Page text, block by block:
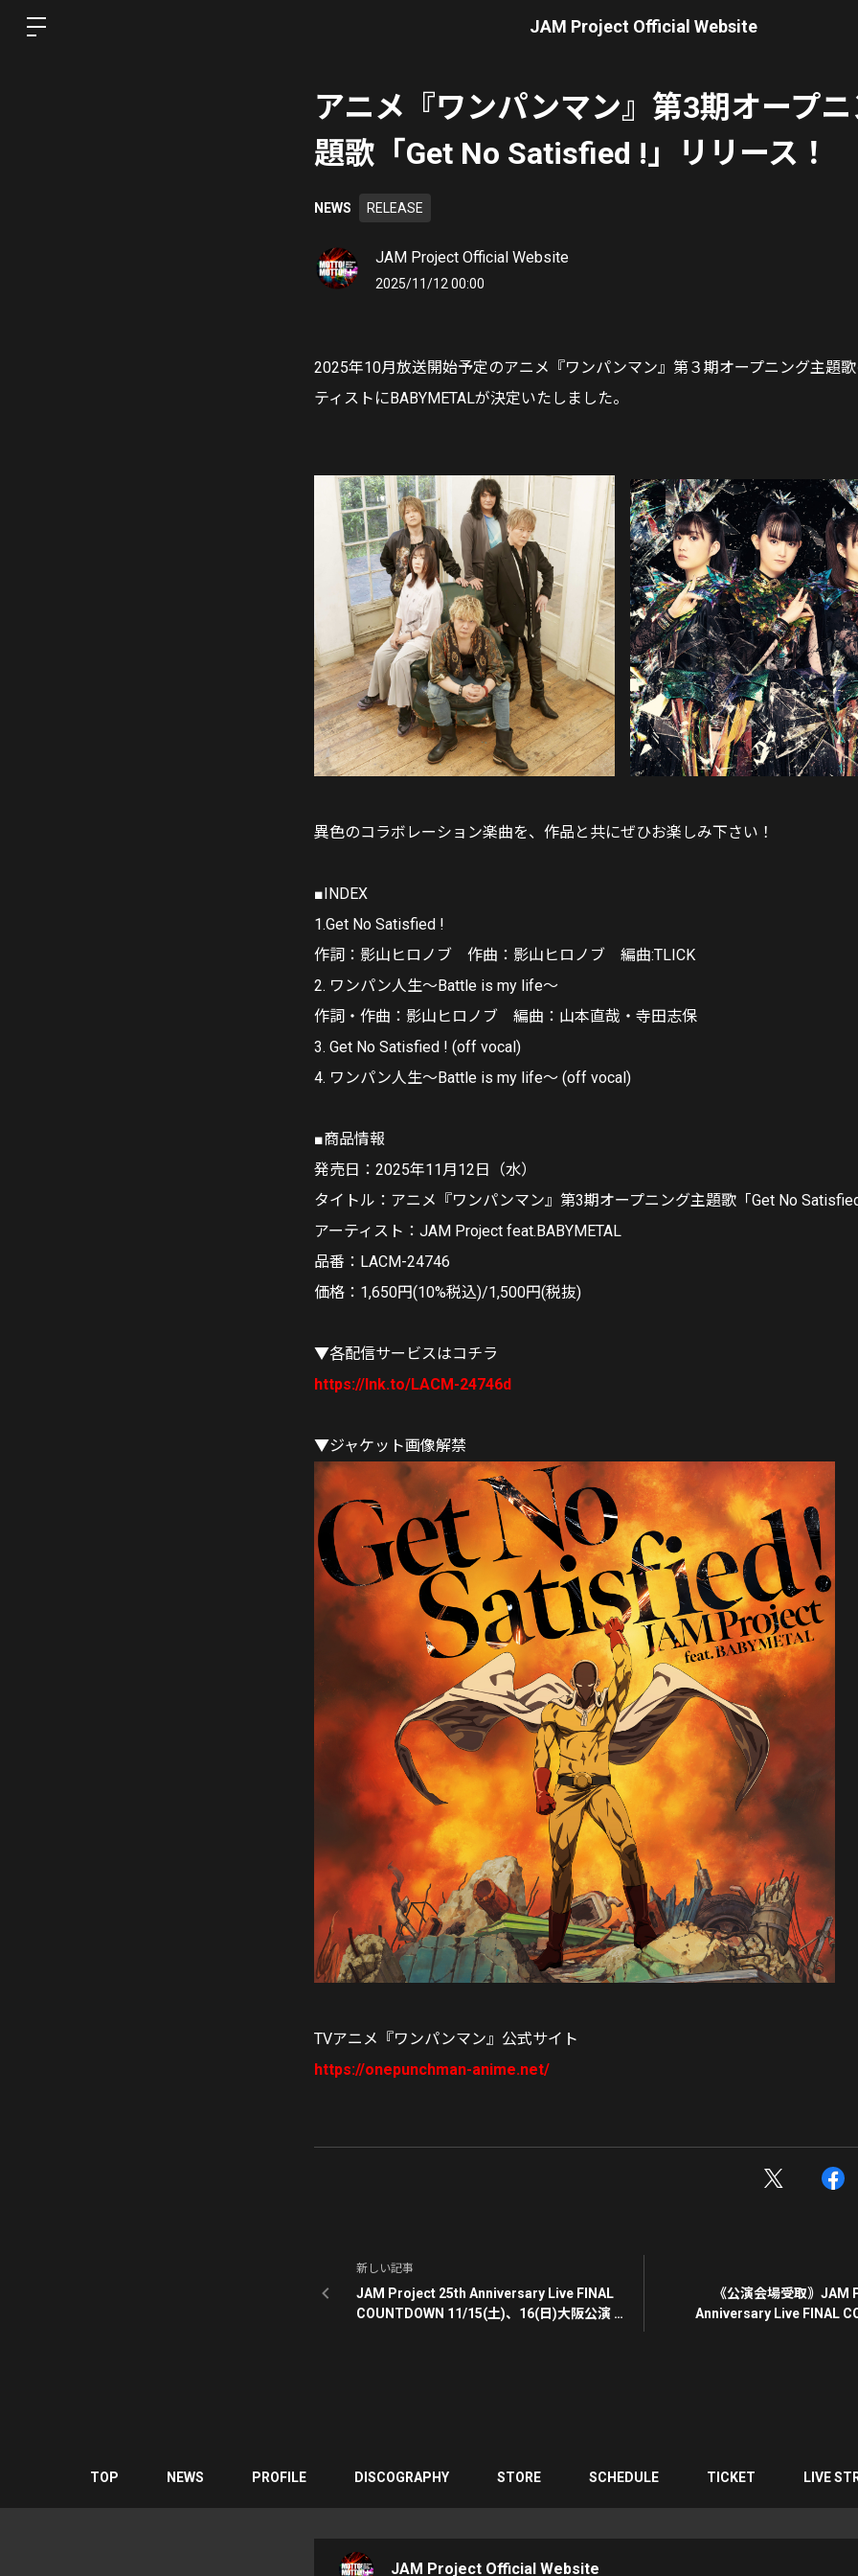
JAM Project Official Website
アニメ『ワンパンマン』第3期オープ
題歌「Get No Satisfied !」リリース！
NEWS RELEASE
JAM Project Official Website
2025/11/12 00:00
2025年10月放送開始予定のアニメ『ワンパンマン』第３期オープニング主題
ティストにBABYMETALが決定いたしました。
異色のコラボレーション楽曲を、作品と共にぜひお楽しみ下さい！
■INDEX
1.Get No Satisfied !
作詞：影山ヒロノブ 作曲：影山ヒロノブ 編曲:TLICK
2. ワンパン人生〜Battle is my life～
作詞・作曲：影山ヒロノブ 編曲：山本直哉・寺田志保
3. Get No Satisfied ! (off vocal)
4. ワンパン人生〜Battle is my life～ (off vocal)
■商品情報
発売日：2025年11月12日（水）
タイトル：アニメ『ワンパンマン』第3期オープニング主題歌「Get No
アーティスト：JAM Project feat.BABYMETAL
品番：LACM-24746
価格：1,650円(10%税込)/1,500円(税抜)
▼各配信サービスはコチラ
https://lnk.to/LACM-24746d
▼ジャケット画像解禁
TVアニメ『ワンパンマン』公式サイト
https://onepunchman-anime.net/
新しい記事
JAM Project 25th Anniversary Live FINAL
COUNTDOWN 11/15(土)、16(日)大阪公演 機
《公演会場受取｠
Anniversary Live FINAL COUNTDOWN
TOP NEWS PROFILE DISCOGRAPHY STORE SCHEDULE TICKET LIVE
JAM Project Official Website